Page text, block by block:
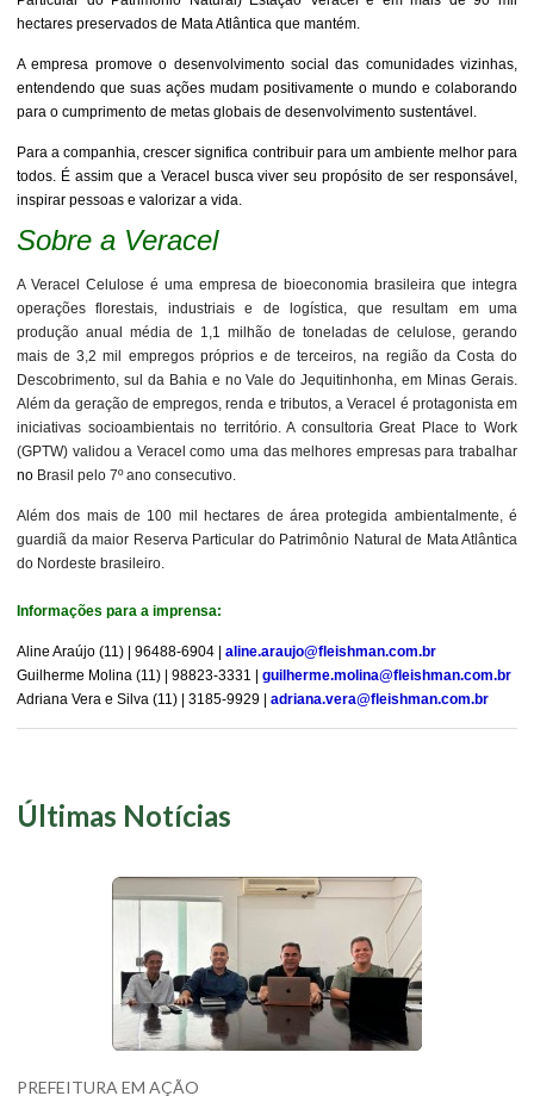
hectares preservados de Mata Atlântica que mantém.
A empresa promove o desenvolvimento social das comunidades vizinhas,
entendendo que suas ações mudam positivamente o mundo e colaborando
para o cumprimento de metas globais de desenvolvimento sustentável.
Para a companhia, crescer significa contribuir para um ambiente melhor para
todos. É assim que a Veracel busca viver seu propósito de ser responsável,
inspirar pessoas e valorizar a vida.
Sobre a Veracel
A Veracel Celulose é uma empresa de bioeconomia brasileira que integra
operações florestais, industriais e de logística, que resultam em uma
produção anual média de 1,1 milhão de toneladas de celulose, gerando
mais de 3,2 mil empregos próprios e de terceiros, na região da Costa do
Descobrimento, sul da Bahia e no Vale do Jequitinhonha, em Minas Gerais.
Além da geração de empregos, renda e tributos, a Veracel é protagonista em
iniciativas socioambientais no território. A consultoria Great Place to Work
(GPTW) validou a Veracel como uma das melhores empresas para trabalhar
no Brasil pelo 7º ano consecutivo.
Além dos mais de 100 mil hectares de área protegida ambientalmente, é
guardiã da maior Reserva Particular do Patrimônio Natural de Mata Atlântica
do Nordeste brasileiro.
Informações para a imprensa:
Aline Araújo (11) | 96488-6904 | aline.araujo@fleishman.com.br
Guilherme Molina (11) | 98823-3331 | guilherme.molina@fleishman.com.br
Adriana Vera e Silva (11) | 3185-9929 | adriana.vera@fleishman.com.br
Últimas Notícias
PREFEITURA EM AÇÃO